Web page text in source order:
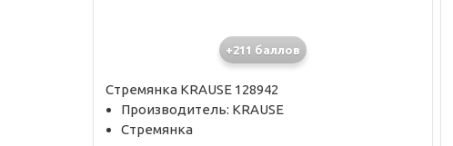
+211 баллов
Стремянка KRAUSE 128942
Производитель: KRAUSE
Стремянка